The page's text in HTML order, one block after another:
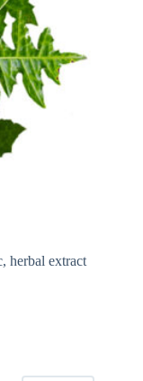
, herbal extract